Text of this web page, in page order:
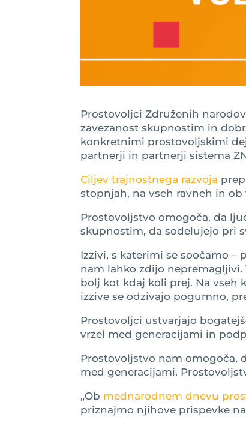
Prostovoljci Združenih
zavezanost skupnostim in
konkretnimi prostovoljskimi
partnerji in partnerji sistema
Ciljev trajnostnega razvoja
stopnjah, na vseh ravneh in ob
Prostovoljstvo omogoča, da
skupnostim, da sodelujejo pri
Izzivi, s katerimi se soočamo
nam lahko zdijo
bolj kot kdaj koli prej. Na vseh
izzive se odzivajo pogumno,
Prostovoljci ustvarjajo
vrzel med generacijami in
Prostovoljstvo nam omogoča,
med generacijami.
„Ob mednarodnem dnevu
priznajmo njihove prispevke